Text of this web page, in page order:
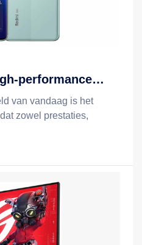
performance
14, Redmi
Xiaomi 15T +
van vandaag is het
zowel prestaties,
efficiëntere en
staat bekend om zijn
innovaties breidt
leven van
samenleving. In dit
apparaten onder